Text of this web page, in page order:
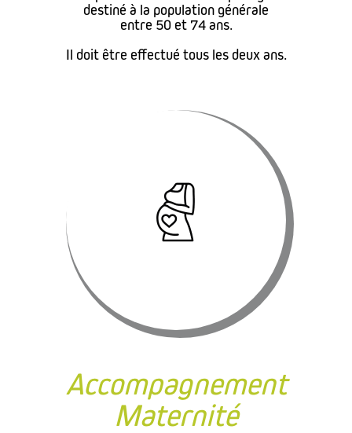
destiné à la population générale
entre 50 et 74 ans.
Il doit être effectué tous les deux ans.
Accompagnement
Maternité